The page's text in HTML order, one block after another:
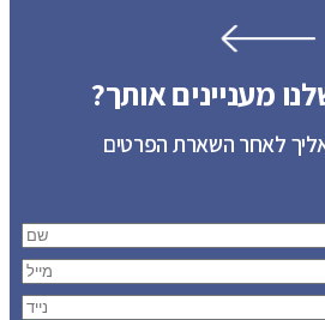
מעניינים אותך?
לאחר השארת הפרטים